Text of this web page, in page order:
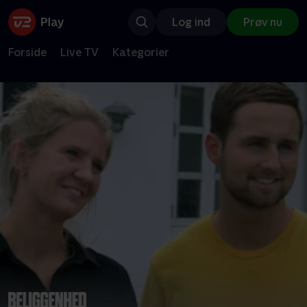
Log ind Prøv nu
Forside Live TV Kategorier